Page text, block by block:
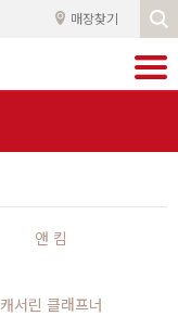
매장찾기
앤 킴
캐서린 클래프너